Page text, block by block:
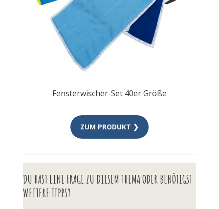
Fensterwischer-Set 40er Größe
ZUM PRODUKT ❯
DU HAST EINE FRAGE ZU DIESEM THEMA ODER BENÖTIGST
WEITERE TIPPS?